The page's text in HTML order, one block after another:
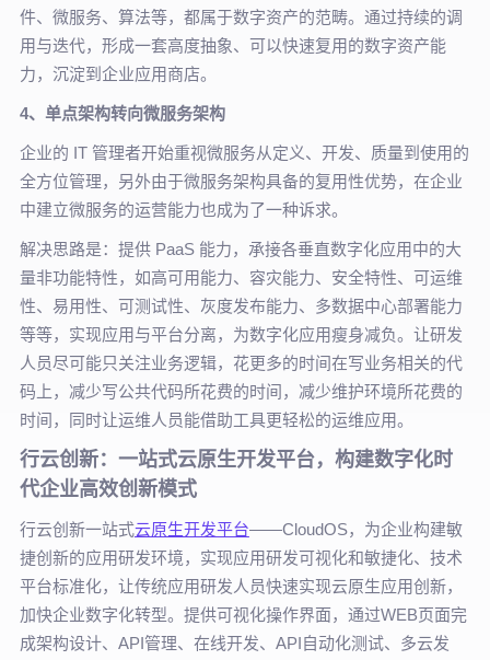
件、微服务、算法等，都属于数字资产的范畴。通过持续的调
用与迭代，形成一套高度抽象、可以快速复用的数字资产能
力，沉淀到企业应用商店。
4、单点架构转向微服务架构
企业的 IT 管理者开始重视微服务从定义、开发、质量到使用的
全方位管理，另外由于微服务架构具备的复用性优势，在企业
中建立微服务的运营能力也成为了一种诉求。
解决思路是：提供 PaaS 能力，承接各垂直数字化应用中的大
量非功能特性，如高可用能力、容灾能力、安全特性、可运维
性、易用性、可测试性、灰度发布能力、多数据中心部署能力
等等，实现应用与平台分离，为数字化应用瘦身减负。让研发
人员尽可能只关注业务逻辑，花更多的时间在写业务相关的代
码上，减少写公共代码所花费的时间，减少维护环境所花费的
时间，同时让运维人员能借助工具更轻松的运维应用。
行云创新：一站式云原生开发平台，构建数字化时
代企业高效创新模式
行云创新一站式云原生开发平台——CloudOS，为企业构建敏
捷创新的应用研发环境，实现应用研发可视化和敏捷化、技术
平台标准化，让传统应用研发人员快速实现云原生应用创新，
加快企业数字化转型。提供可视化操作界面，通过WEB页面完
成架构设计、API管理、在线开发、API自动化测试、多云发